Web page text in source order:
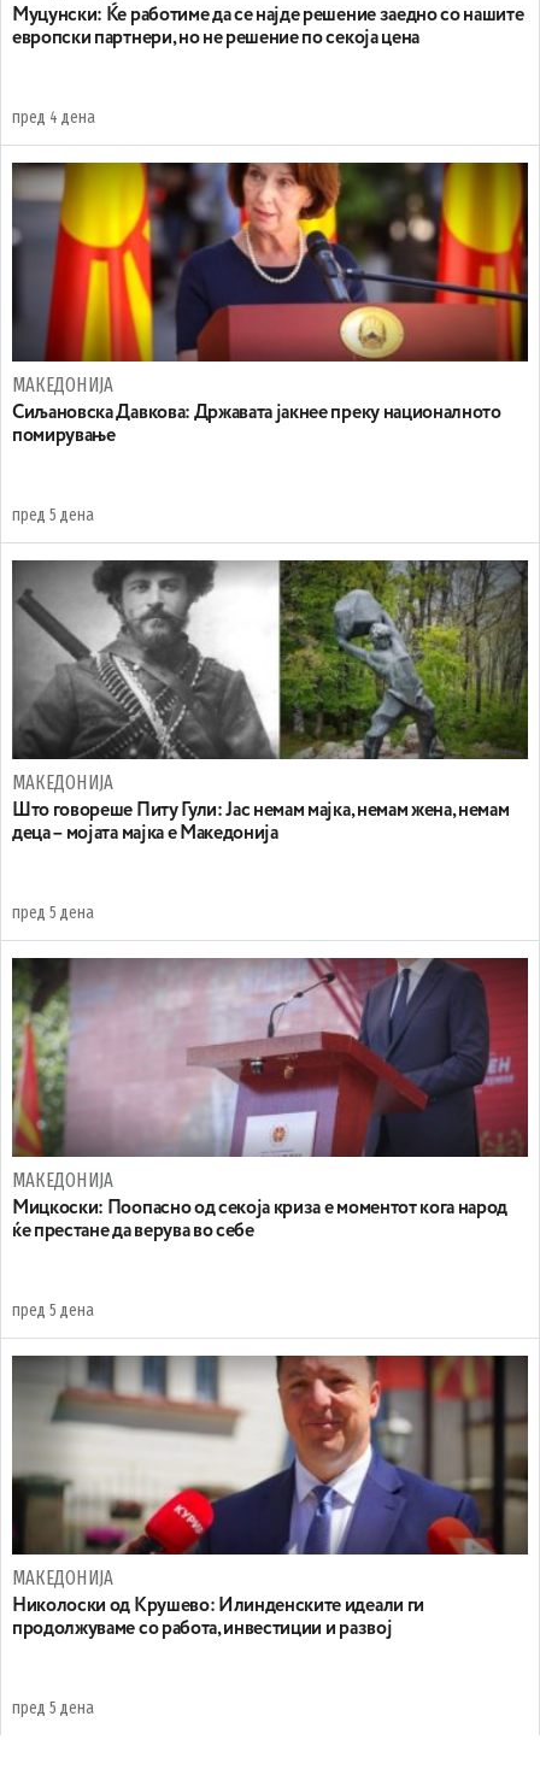
Муцунски: Ќе работиме да се најде решение заедно со нашите
европски партнери, но не решение по секоја цена
пред 4 дена
МАКЕДОНИЈА
Сиљановска Давкова: Државата јакнее преку националното
помирување
пред 5 дена
МАКЕДОНИЈА
Што говореше Питу Гули: Јас немам мајка, немам жена, немам
деца – мојата мајка е Македонија
пред 5 дена
МАКЕДОНИЈА
Мицкоски: Поопасно од секоја криза е моментот кога народ
ќе престане да верува во себе
пред 5 дена
МАКЕДОНИЈА
Николоски од Крушево: Илинденските идеали ги
продолжуваме со работа, инвестиции и развој
пред 5 дена